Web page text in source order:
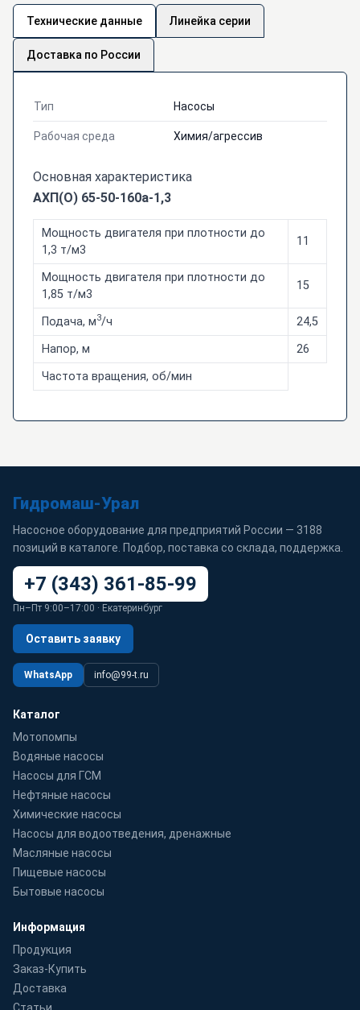
Технические данные Линейка серии
Доставка по России
Тип Насосы
Рабочая среда Химия/агрессив
Основная характеристика
АХП(О) 65-50-160а-1,3
Мощность двигателя при плотности до
1,3 т/м3
11
Мощность двигателя при плотности до
1,85 т/м3
15
Подача, м3/ч
24,5
Напор, м
26
Частота вращения, об/мин
Гидромаш-Урал
Насосное оборудование для предприятий России — 3188
позиций в каталоге. Подбор, поставка со склада, поддержка.
+7 (343) 361-85-99
Пн–Пт 9:00–17:00 · Екатеринбург
Оставить заявку
WhatsApp info@99-t.ru
Каталог
Мотопомпы
Водяные насосы
Насосы для ГСМ
Нефтяные насосы
Химические насосы
Насосы для водоотведения, дренажные
Масляные насосы
Пищевые насосы
Бытовые насосы
Информация
Продукция
Заказ-Купить
Доставка
Статьи